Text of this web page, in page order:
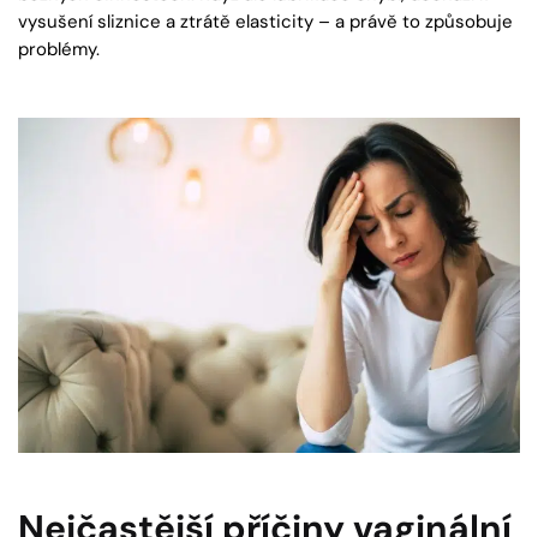
vysušení sliznice a ztrátě elasticity – a právě to způsobuje
problémy.